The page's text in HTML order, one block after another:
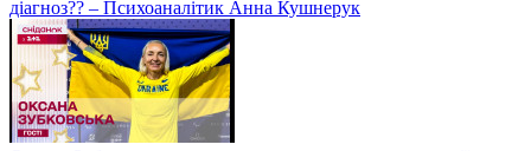
діагноз?? – Психоаналітик Анна Кушнерук